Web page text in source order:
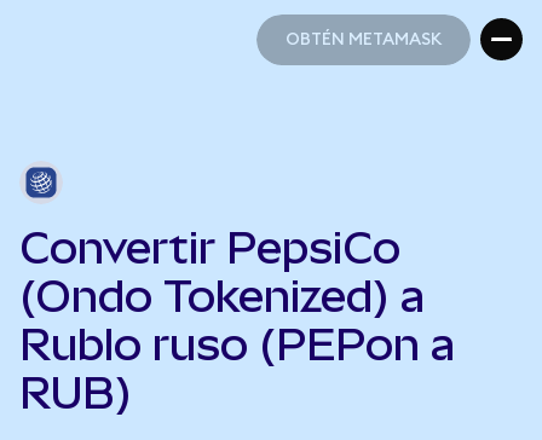
OBTÉN METAMASK
Convertir PepsiCo
(Ondo Tokenized) a
Rublo ruso (PEPon a
RUB)